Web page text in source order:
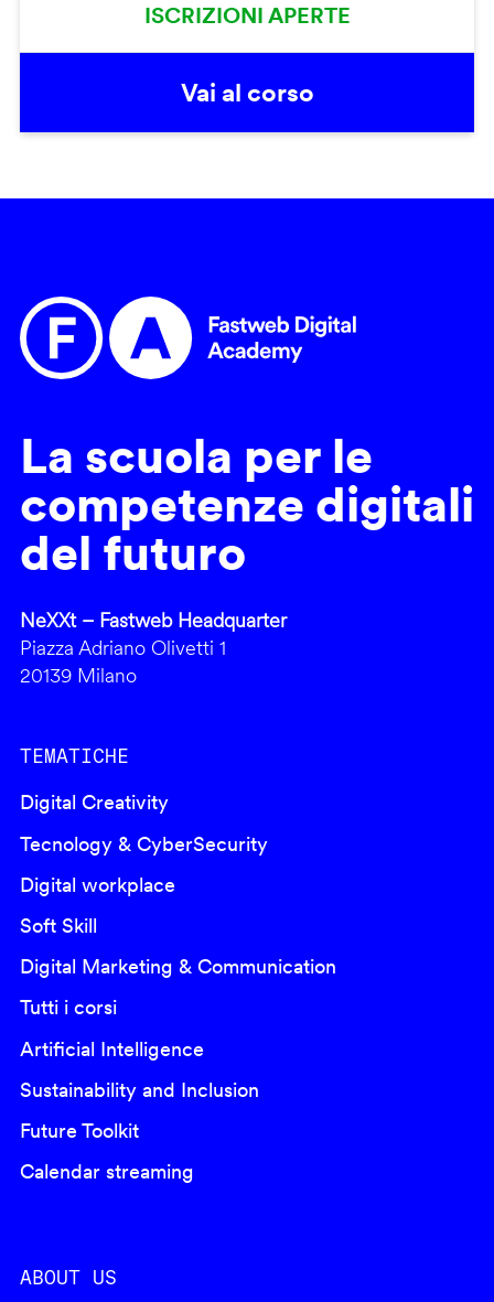
ISCRIZIONI APERTE
Vai al corso
La scuola per le
competenze digitali
del futuro
NeXXt – Fastweb Headquarter
Piazza Adriano Olivetti 1
20139 Milano
TEMATICHE
Digital Creativity
Tecnology & CyberSecurity
Digital workplace
Soft Skill
Digital Marketing & Communication
Tutti i corsi
Artificial Intelligence
Sustainability and Inclusion
Future Toolkit
Calendar streaming
ABOUT US